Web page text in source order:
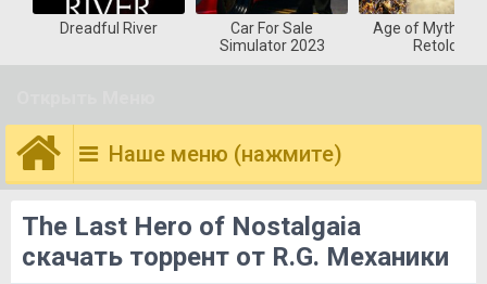
Dreadful River
Car For Sale
Simulator 2023
Age of
Retold
Наше меню (нажмите)
The Last Hero of Nostalgaia
скачать торрент от R.G. Механики